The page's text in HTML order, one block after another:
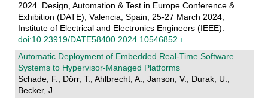
2024. Design, Automation & Test in Europe Conference &
Exhibition (DATE), Valencia, Spain, 25-27 March 2024,
Institute of Electrical and Electronics Engineers (IEEE).
doi:10.23919/DATE58400.2024.10546852
Automatic Deployment of Embedded Real-Time Software
Systems to Hypervisor-Managed Platforms
Schade, F.; Dörr, T.; Ahlbrecht, A.; Janson, V.; Durak, U.;
Becker, J.